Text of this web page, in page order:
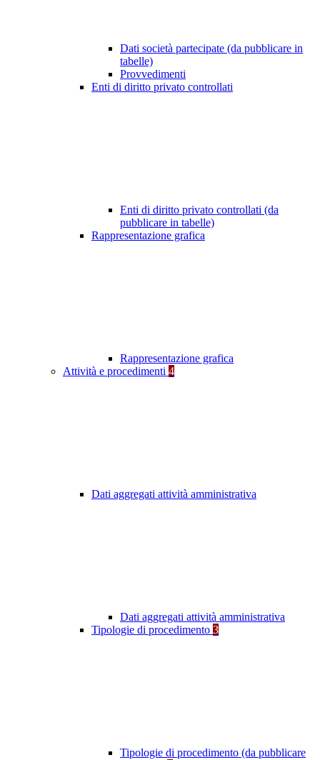
Dati società partecipate (da pubblicare in
tabelle)
Provvedimenti
Enti di diritto privato controllati
Enti di diritto privato controllati (da
pubblicare in tabelle)
Rappresentazione grafica
Rappresentazione grafica
Attività e procedimenti 4
Dati aggregati attività amministrativa
Dati aggregati attività amministrativa
Tipologie di procedimento 3
Tipologie di procedimento (da pubblicare